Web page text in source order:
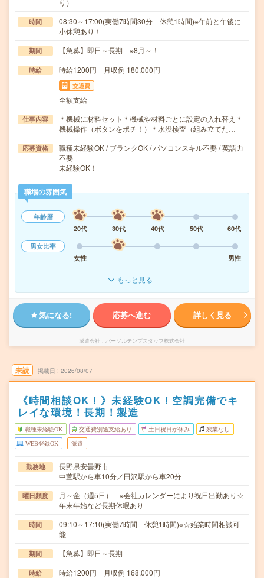
り）
時間
08:30～17:00(実働7時間30分 休憩1時間)※午前と午後に
小休憩あり！
期間 【急募】即日～長期 ※8月～！
時給 時給1200円 月収例 180,000円
交通費
全額支給
仕事内容
＊機械に材料セット＊機械や材料ごとに設定の入れ替え＊
機械操作（ボタンをポチ！）＊水没検査（組み立てた…
応募資格
職種未経験OK / ブランクOK / パソコンスキル不要 / 英語力
不要
未経験OK！
職場の雰囲気
年齢層
20代
30代 40代 50代
60代
男女比率
女性
男性
もっと見る
気になる! 応募へ進む 詳しく見る
派遣会社 パーソルテンプスタッフ株式会社
未読 掲載日 2026/08/07
《時間相談OK！》未経験OK！空調完備でキ
レイな環境！長期！製造
職種未経験OK 交通費別途支給あり 土日祝日が休み 残業なし
WEB登録OK 派遣
勤務地
長野県安曇野市
中萱駅から車10分／田沢駅から車20分
曜日頻度
月～金（週5日） ※会社カレンダーにより祝日出勤あり☆
年末年始など長期休暇あり
時間
09:10～17:10(実働7時間 休憩1時間)※☆始業時間相談可
能
期間 【急募】即日～長期
時給 時給1200円 月収例 168,000円